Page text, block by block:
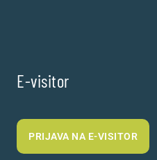
E-visitor
PRIJAVA NA E-VISITOR